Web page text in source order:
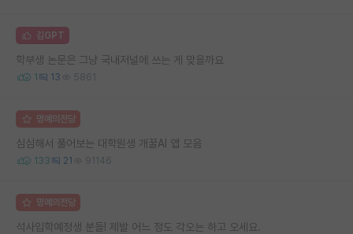
김GPT
학부생 논문은 그냥 국내저널에 쓰는 게 맞을까요
1 13 5861
명예의전당
심심해서 풀어보는 대학원생 개꿀AI 앱 모음
133 21 91146
명예의전당
석사입학예정생 분들! 제발 어느 정도 각오는 하고 오세요.